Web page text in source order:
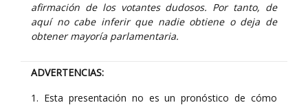
afirmación de los votantes dudosos. Por tanto, de
aquí no cabe inferir que nadie obtiene o deja de
obtener mayoría parlamentaria.
ADVERTENCIAS:
1. Esta presentación no es un pronóstico de cómo